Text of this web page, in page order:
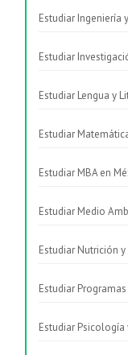
Estudiar Ingeniería
Estudiar
Estudiar Lengua y
Estudiar
Estudiar MBA en
Estudiar Medio
Estudiar Nutrición
Estudiar
Estudiar